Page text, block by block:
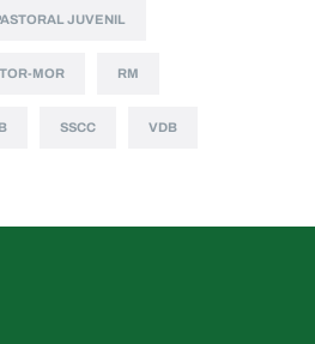
JUVENIL
MOR RM
SSCC VDB